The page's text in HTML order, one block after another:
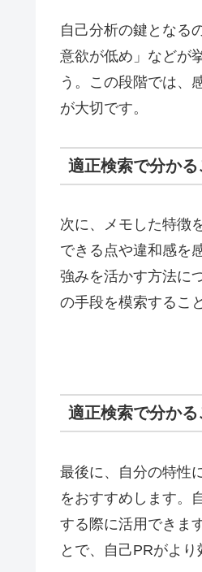
自己分析の鍵となる
意欲が低め」などが
う。この段階では、
が大切です。
適正検索で分かる
次に、メモした特徴
できる点や違和感を
強みを活かす方法に
の手段を模索するこ
適正検索で分かる
最後に、自分の特性
をおすすめします。
する際に活用できま
とで、自己PRがより